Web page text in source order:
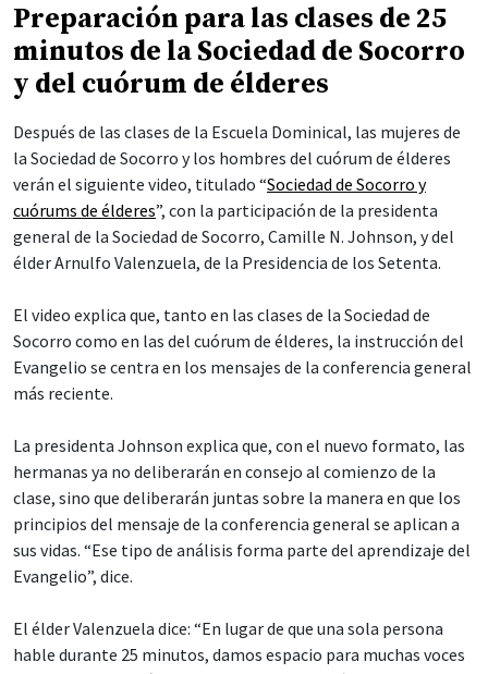
Preparación para las clases de 25
minutos de la Sociedad de Socorro
y del cuórum de élderes
Después de las clases de la Escuela Dominical, las mujeres de
la Sociedad de Socorro y los hombres del cuórum de élderes
verán el siguiente video, titulado “Sociedad de Socorro y
cuórums de élderes”, con la participación de la presidenta
general de la Sociedad de Socorro, Camille N. Johnson, y del
élder Arnulfo Valenzuela, de la Presidencia de los Setenta.
El video explica que, tanto en las clases de la Sociedad de
Socorro como en las del cuórum de élderes, la instrucción del
Evangelio se centra en los mensajes de la conferencia general
más reciente.
La presidenta Johnson explica que, con el nuevo formato, las
hermanas ya no deliberarán en consejo al comienzo de la
clase, sino que deliberarán juntas sobre la manera en que los
principios del mensaje de la conferencia general se aplican a
sus vidas. “Ese tipo de análisis forma parte del aprendizaje del
Evangelio”, dice.
El élder Valenzuela dice: “En lugar de que una sola persona
hable durante 25 minutos, damos espacio para muchas voces